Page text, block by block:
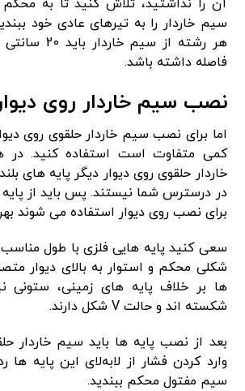
آن را نداشتید، تلاش کنید تا به
سیم خاردار را به تیرهای عادی خود
هر رشته از سیم
فاصله داشته باشد.
نصب سیم خاردار روی
اما برای نصب سیم خاردار حلقوی روی
کمی متفاوت است استفاده کنید.
خاردار حلقوی روی دیوار دیگر پایه های
در درسترس شما نیستند. پس باید از
برای نصب روی دیوار استفاده می شوند
سعی کنید پایه هایی فلزی با طول
شکلی محکم و استوار به بالای دیوار
ها بر خلاف پایه های زمینی، ستونی
شکسته اند و حالت V شکل دارند.
بعد از نصب پایه ها باید سیم خاردار
وارد کردن فشار از لابه‌لای این پایه
سیم مفتول محکم ببندید.